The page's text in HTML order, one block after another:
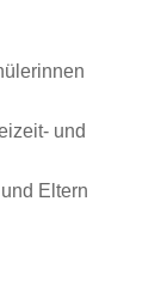
und
Eltern